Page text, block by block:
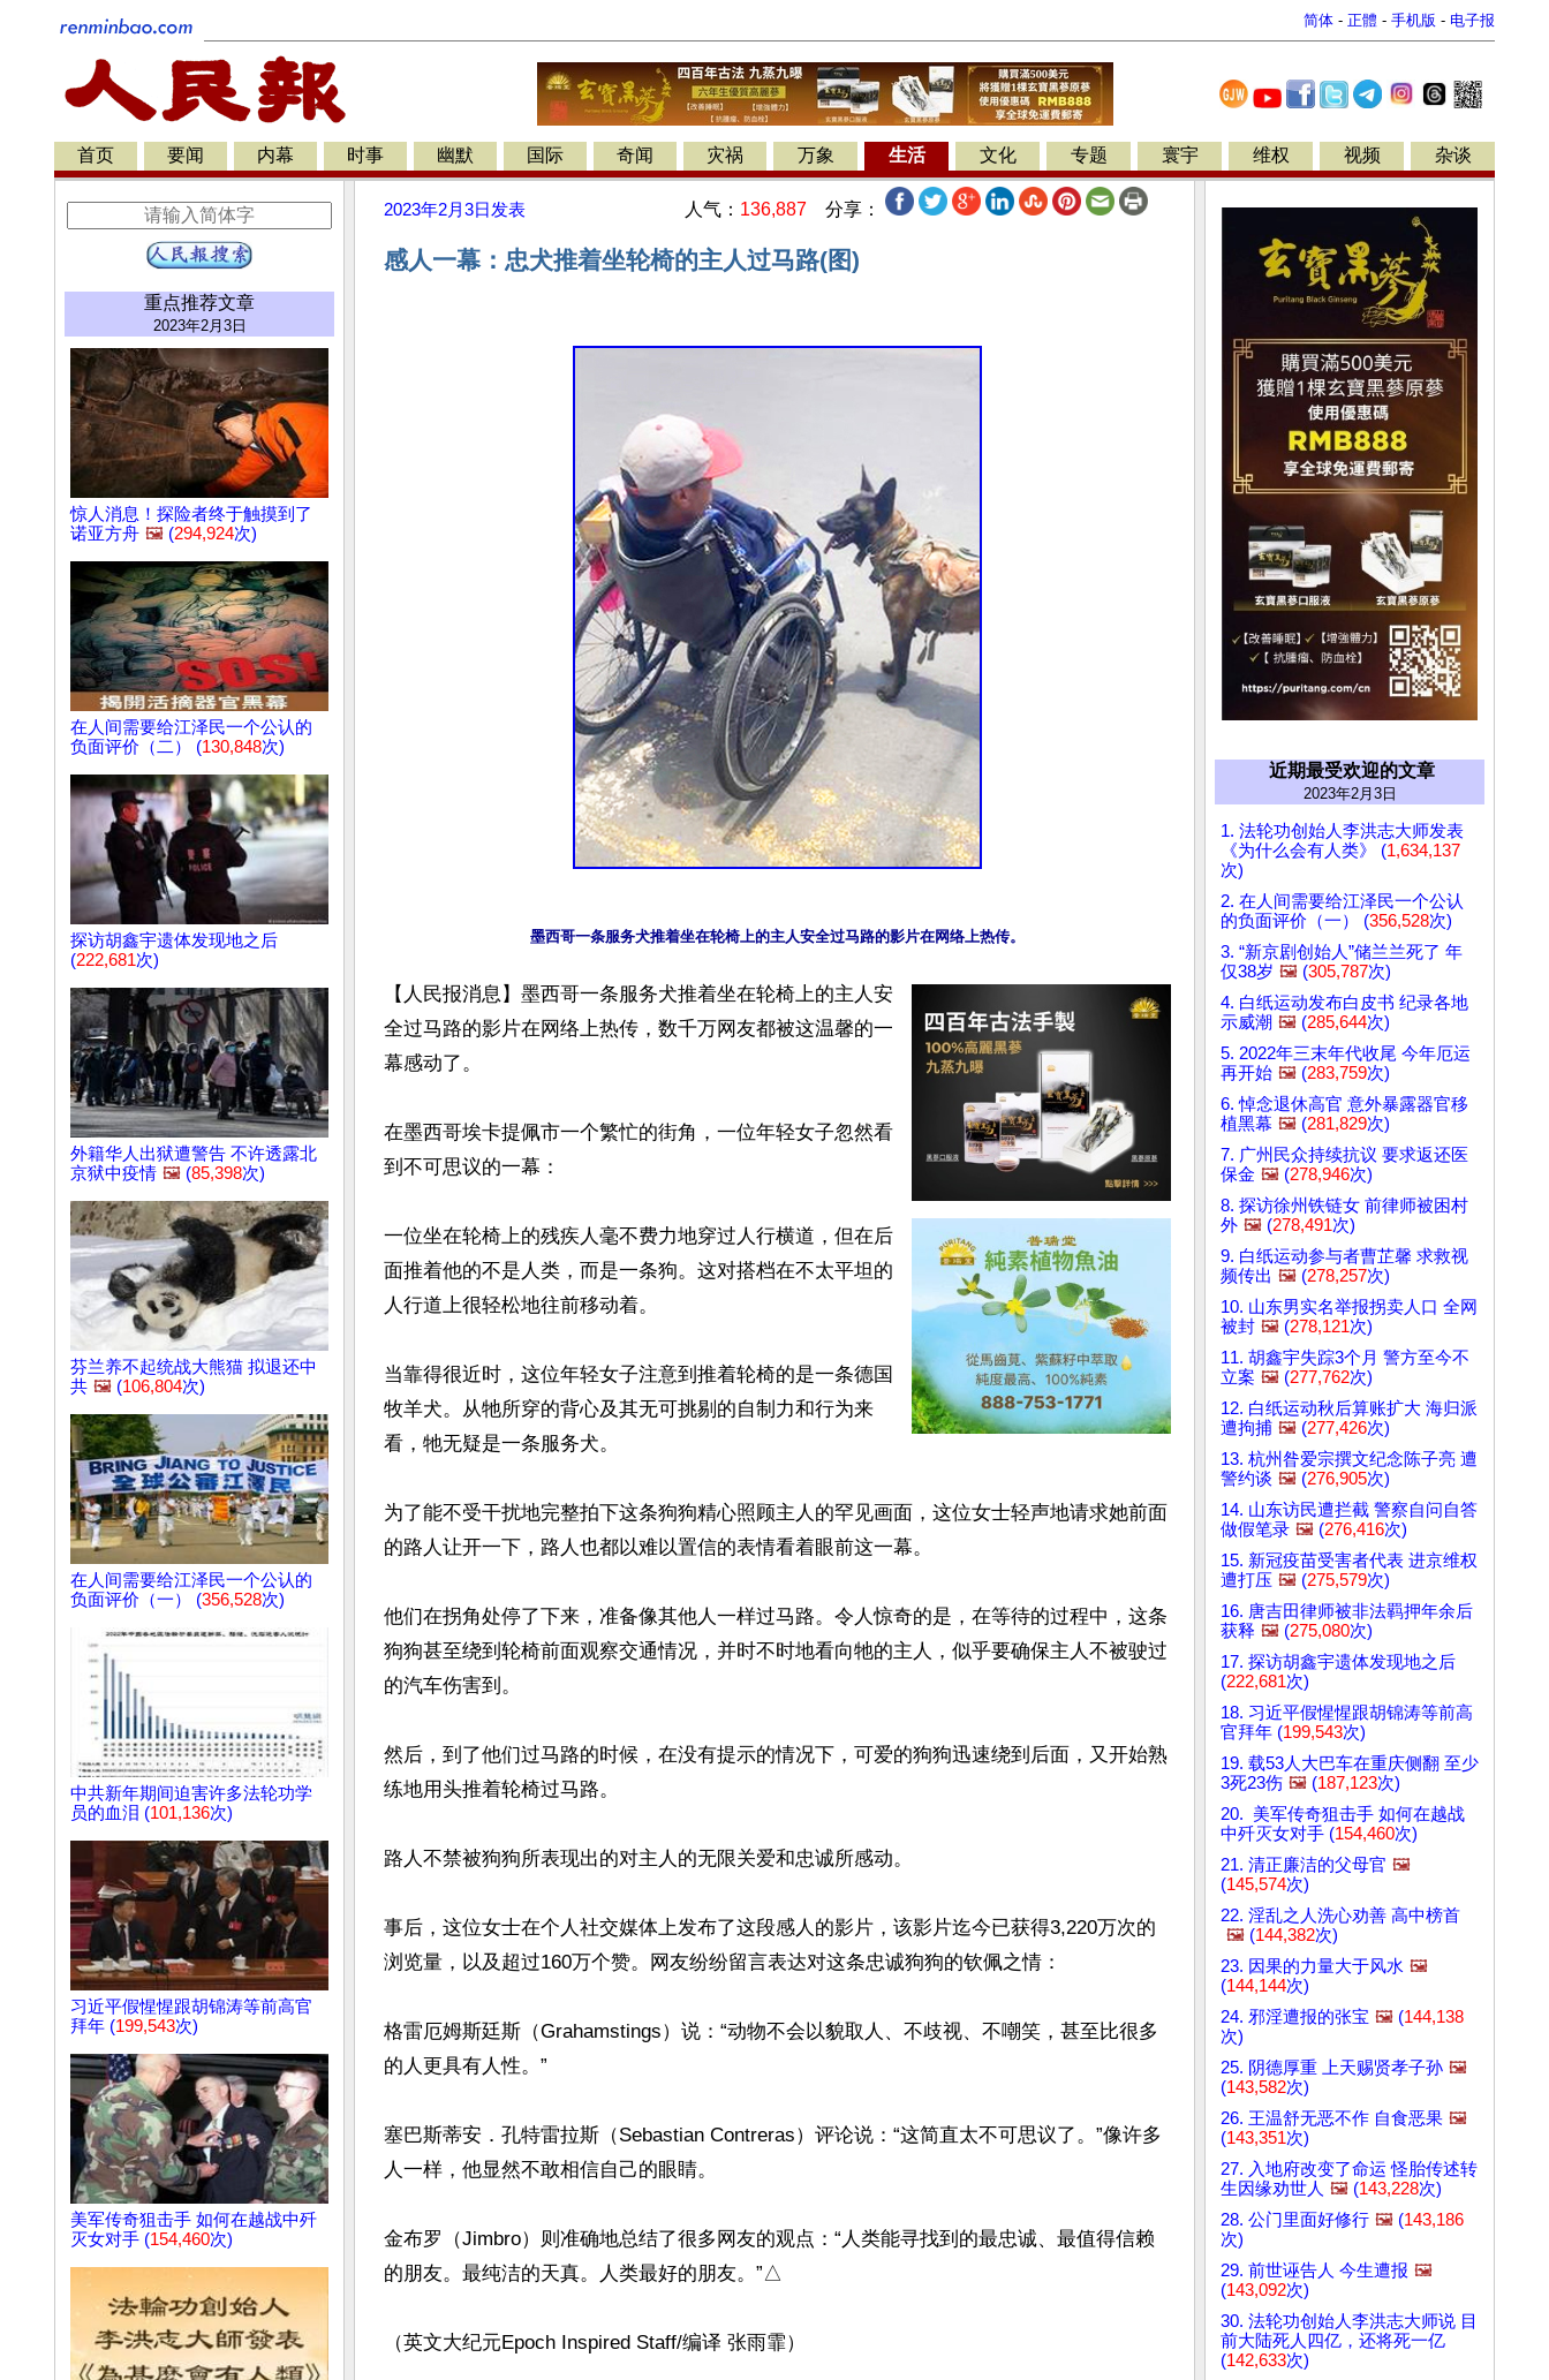
简体 - 正體 - 手机版 - 电子报
首页 要闻 内幕 时事 幽默 国际 奇闻 灾祸 万象 生活 文化 专题 寰宇 维权 视频 杂谈
重点推荐文章
2023年2月3日
惊人消息！探险者终于触摸到了
诺亚方舟 🖼️ (294,924次)
在人间需要给江泽民一个公认的
负面评价（二） (130,848次)
探访胡鑫宇遗体发现地之后
(222,681次)
外籍华人出狱遭警告 不许透露北
京狱中疫情 🖼️ (85,398次)
芬兰养不起统战大熊猫 拟退还中
共 🖼️ (106,804次)
在人间需要给江泽民一个公认的
负面评价（一） (356,528次)
中共新年期间迫害许多法轮功学
员的血泪 (101,136次)
习近平假惺惺跟胡锦涛等前高官
拜年 (199,543次)
美军传奇狙击手 如何在越战中歼
灭女对手 (154,460次)
2023年2月3日 发表 人气： 136,887 分享：
感人一幕：忠犬推着坐轮椅的主人过马路(图)
【人民报消息】墨西哥一条服务犬推着坐在轮椅上的主人安
全过马路的影片在网络上热传，数千万网友都被这温馨的一
幕感动了。
在墨西哥埃卡提佩市一个繁忙的街角，一位年轻女子忽然看
到不可思议的一幕：
一位坐在轮椅上的残疾人毫不费力地穿过人行横道，但在后
面推着他的不是人类，而是一条狗。这对搭档在不太平坦的
人行道上很轻松地往前移动着。
当靠得很近时，这位年轻女子注意到推着轮椅的是一条德国
牧羊犬。从牠所穿的背心及其无可挑剔的自制力和行为来
看，牠无疑是一条服务犬。
为了能不受干扰地完整拍下这条狗狗精心照顾主人的罕见画面，这位女士轻声地请求她前面
的路人让开一下，路人也都以难以置信的表情看着眼前这一幕。
他们在拐角处停了下来，准备像其他人一样过马路。令人惊奇的是，在等待的过程中，这条
狗狗甚至绕到轮椅前面观察交通情况，并时不时地看向牠的主人，似乎要确保主人不被驶过
的汽车伤害到。
然后，到了他们过马路的时候，在没有提示的情况下，可爱的狗狗迅速绕到后面，又开始熟
练地用头推着轮椅过马路。
路人不禁被狗狗所表现出的对主人的无限关爱和忠诚所感动。
事后，这位女士在个人社交媒体上发布了这段感人的影片，该影片迄今已获得3,220万次的
浏览量，以及超过160万个赞。网友纷纷留言表达对这条忠诚狗狗的钦佩之情：
格雷厄姆斯廷斯（Grahamstings）说：“动物不会以貌取人、不歧视、不嘲笑，甚至比很多
的人更具有人性。”
塞巴斯蒂安．孔特雷拉斯（Sebastian Contreras）评论说：“这简直太不可思议了。”像许多
人一样，他显然不敢相信自己的眼睛。
金布罗（Jimbro）则准确地总结了很多网友的观点：“人类能寻找到的最忠诚、最值得信赖
的朋友。最纯洁的天真。人类最好的朋友。”△
（英文大纪元Epoch Inspired Staff/编译 张雨霏）
近期最受欢迎的文章
2023年2月3日
1. 法轮功创始人李洪志大师发表
《为什么会有人类》 (1,634,137
次)
2. 在人间需要给江泽民一个公认
的负面评价（一） (356,528次)
3. “新京剧创始人”储兰兰死了 年
仅38岁 🖼️ (305,787次)
4. 白纸运动发布白皮书 纪录各地
示威潮 🖼️ (285,644次)
5. 2022年三末年代收尾 今年厄运
再开始 🖼️ (283,759次)
6. 悼念退休高官 意外暴露器官移
植黑幕 🖼️ (281,829次)
7. 广州民众持续抗议 要求返还医
保金 🖼️ (278,946次)
8. 探访徐州铁链女 前律师被困村
外 🖼️ (278,491次)
9. 白纸运动参与者曹芷馨 求救视
频传出 🖼️ (278,257次)
10. 山东男实名举报拐卖人口 全网
被封 🖼️ (278,121次)
11. 胡鑫宇失踪3个月 警方至今不
立案 🖼️ (277,762次)
12. 白纸运动秋后算账扩大 海归派
遭拘捕 🖼️ (277,426次)
13. 杭州昝爱宗撰文纪念陈子亮 遭
警约谈 🖼️ (276,905次)
14. 山东访民遭拦截 警察自问自答
做假笔录 🖼️ (276,416次)
15. 新冠疫苗受害者代表 进京维权
遭打压 🖼️ (275,579次)
16. 唐吉田律师被非法羁押年余后
获释 🖼️ (275,080次)
17. 探访胡鑫宇遗体发现地之后
(222,681次)
18. 习近平假惺惺跟胡锦涛等前高
官拜年 (199,543次)
19. 载53人大巴车在重庆侧翻 至少
3死23伤 🖼️ (187,123次)
20. 美军传奇狙击手 如何在越战
中歼灭女对手 (154,460次)
21. 清正廉洁的父母官 🖼️
(145,574次)
22. 淫乱之人洗心劝善 高中榜首
🖼️ (144,382次)
23. 因果的力量大于风水 🖼️
(144,144次)
24. 邪淫遭报的张宝 🖼️ (144,138
次)
25. 阴德厚重 上天赐贤孝子孙 🖼️
(143,582次)
26. 王温舒无恶不作 自食恶果 🖼️
(143,351次)
27. 入地府改变了命运 怪胎传述转
生因缘劝世人 🖼️ (143,228次)
28. 公门里面好修行 🖼️ (143,186
次)
29. 前世诬告人 今生遭报 🖼️
(143,092次)
30. 法轮功创始人李洪志大师说 目
前大陆死人四亿，还将死一亿
(142,633次)